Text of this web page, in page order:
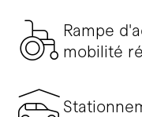
Rampe
mobilité